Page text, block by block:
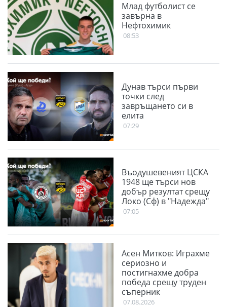
Млад футболист се
завърна в
Нефтохимик
08:53
Дунав търси първи
точки след
завръщането си в
елита
07:29
Въодушевеният ЦСКА
1948 ще търси нов
добър резултат срещу
Локо (Сф) в "Надежда"
07:05
Асен Митков: Играхме
сериозно и
постигнахме добра
победа срещу труден
съперник
07.08.2026